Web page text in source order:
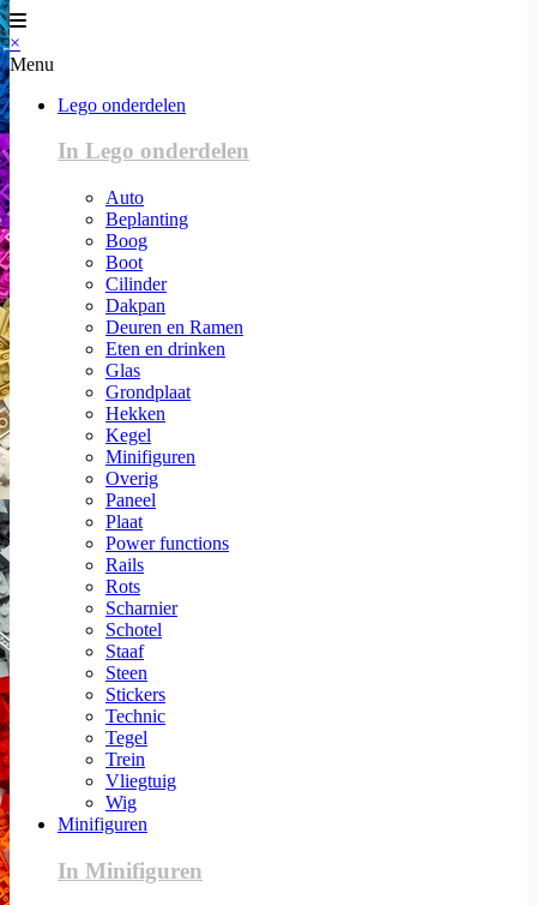
×
Menu
Lego onderdelen
In Lego onderdelen
Auto
Beplanting
Boog
Boot
Cilinder
Dakpan
Deuren en Ramen
Eten en drinken
Glas
Grondplaat
Hekken
Kegel
Minifiguren
Overig
Paneel
Plaat
Power functions
Rails
Rots
Scharnier
Schotel
Staaf
Steen
Stickers
Technic
Tegel
Trein
Vliegtuig
Wig
Minifiguren
In Minifiguren